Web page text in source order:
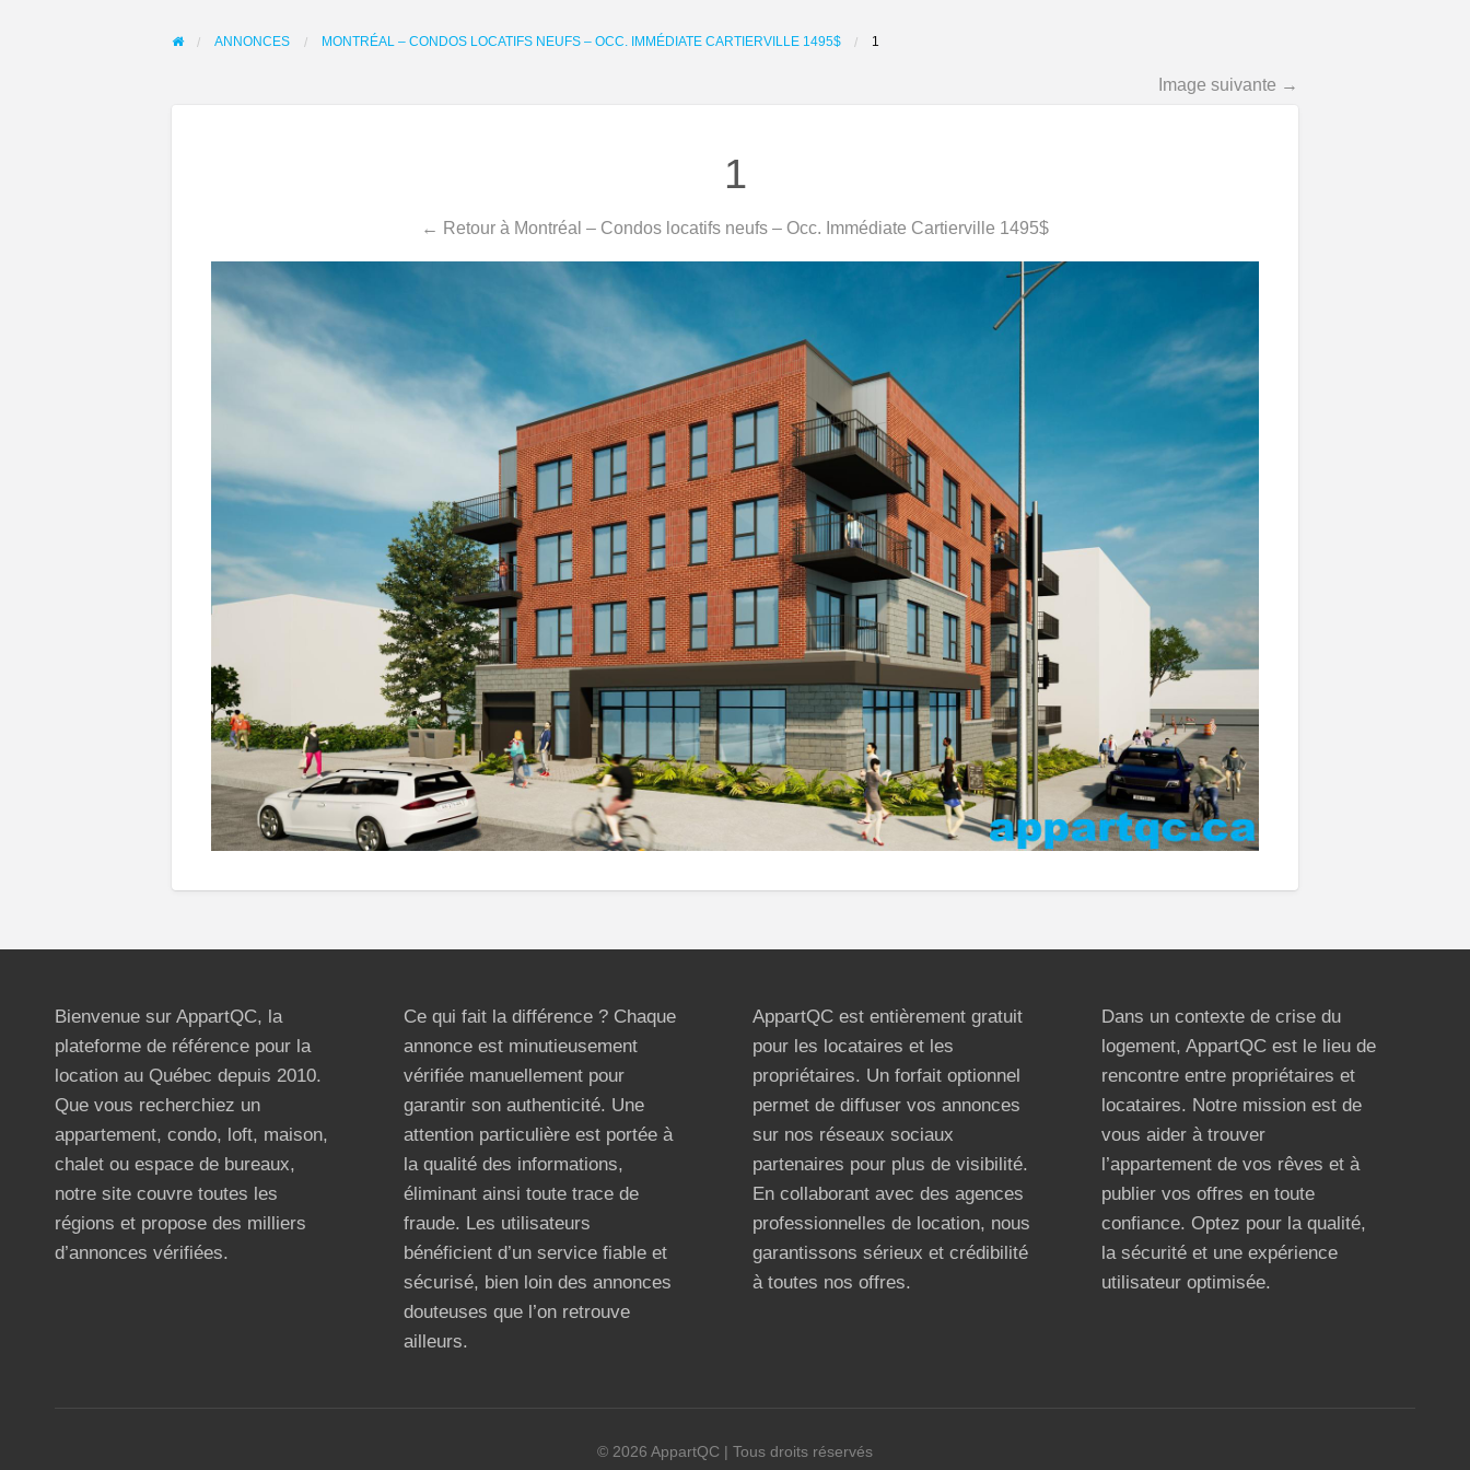
ANNONCES MONTRÉAL – CONDOS LOCATIFS NEUFS – OCC. IMMÉDIATE CARTIERVILLE 1495$ 1
Image suivante →
1
← Retour à Montréal – Condos locatifs neufs – Occ. Immédiate Cartierville 1495$
Bienvenue sur AppartQC, la
plateforme de référence pour la
location au Québec depuis 2010.
Que vous recherchiez un
appartement, condo, loft, maison,
chalet ou espace de bureaux,
notre site couvre toutes les
régions et propose des milliers
d’annonces vérifiées.
Ce qui fait la différence ? Chaque
annonce est minutieusement
vérifiée manuellement pour
garantir son authenticité. Une
attention particulière est portée à
la qualité des informations,
éliminant ainsi toute trace de
fraude. Les utilisateurs
bénéficient d’un service fiable et
sécurisé, bien loin des annonces
douteuses que l’on retrouve
ailleurs.
AppartQC est entièrement gratuit
pour les locataires et les
propriétaires. Un forfait optionnel
permet de diffuser vos annonces
sur nos réseaux sociaux
partenaires pour plus de visibilité.
En collaborant avec des agences
professionnelles de location, nous
garantissons sérieux et crédibilité
à toutes nos offres.
Dans un contexte de crise du
logement, AppartQC est le lieu de
rencontre entre propriétaires et
locataires. Notre mission est de
vous aider à trouver
l’appartement de vos rêves et à
publier vos offres en toute
confiance. Optez pour la qualité,
la sécurité et une expérience
utilisateur optimisée.
© 2026 AppartQC | Tous droits réservés